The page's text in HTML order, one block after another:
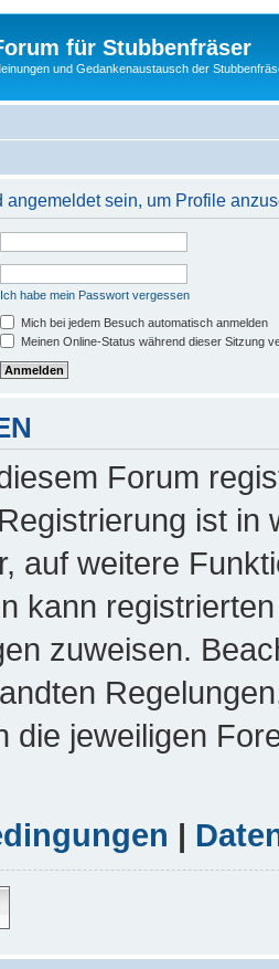
für Stubbenfräser
und Gedankenaustausch der
angemeldet sein, um Profile
Ich habe mein Passwort vergessen
Mich bei jedem Besuch automatisch anmelden
Meinen Online-Status während dieser Sitzung
Forum
ist in
auf weitere
kann
zuweisen.
die jeweiligen
|